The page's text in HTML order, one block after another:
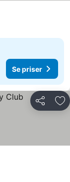
Se priser
Del